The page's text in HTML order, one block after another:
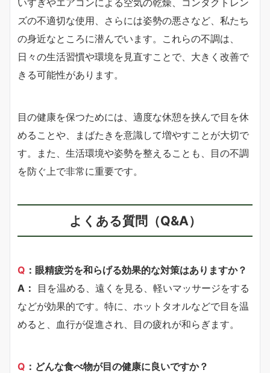
ズの不適切な使用、さらには姿勢の悪さなど、私たち
の身近なところに潜んでいます。これらの不調は、
日々の生活習慣や環境を見直すことで、大きく改善で
きる可能性があります。
目の健康を保つためには、適度な休憩を挟んで目を休
めることや、まばたきを意識して増やすことが大切で
す。また、生活環境や姿勢を整えることも、目の不調
を防ぐ上で非常に重要です。
よくある質問（Q&A）
Q ：眼精疲労を和らげる効果的な対策はありますか？
A：
目を温める、遠くを見る、軽いマッサージをする
などが効果的です。特に、ホットタオルなどで目を温
めると、血行が促進され、目の疲れが和らぎます。
Q ：どんな食べ物が目の健康に良いですか？